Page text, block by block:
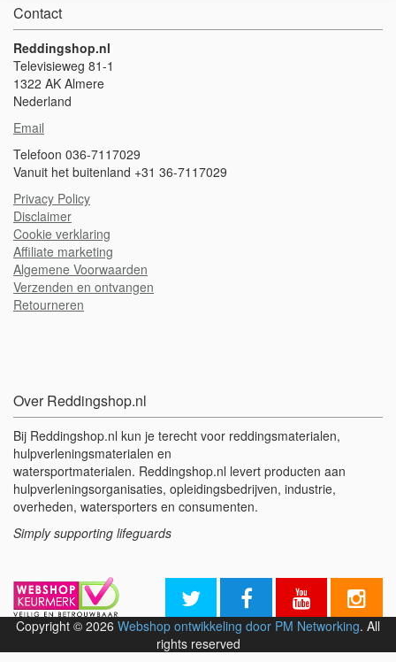
Contact
Reddingshop.nl
Televisieweg 81-1
1322 AK Almere
Nederland
Email
Telefoon 036-7117029
Vanuit het buitenland +31 36-7117029
Privacy Policy
Disclaimer
Cookie verklaring
Affiliate marketing
Algemene Voorwaarden
Verzenden en ontvangen
Retourneren
Over Reddingshop.nl
Bij Reddingshop.nl kun je terecht voor reddingsmaterialen,
hulpverleningsmaterialen en
watersportmaterialen. Reddingshop.nl levert producten aan
hulpverleningsorganisaties, opleidingsbedrijven, industrie,
overheden, watersporters en consumenten.
Simply supporting lifeguards
Copyright © 2026 Webshop ontwikkeling door PM Networking. All
rights reserved